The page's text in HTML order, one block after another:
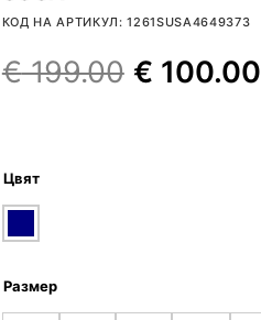
КОД НА АРТИКУЛ: 1261SUSA4649373
€199.00 € 100.00
Цвят
Размер